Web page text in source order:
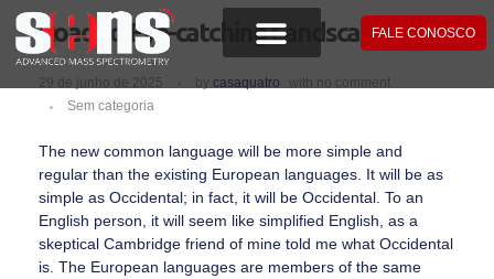
FALE CONOSCO
Road to Eye-catching Landscape
29 de junho de 2025 by casaquatro with no comment
Sem categoria
The new common language will be more simple and
regular than the existing European languages. It will be as
simple as Occidental; in fact, it will be Occidental. To an
English person, it will seem like simplified English, as a
skeptical Cambridge friend of mine told me what Occidental
is. The European languages are members of the same